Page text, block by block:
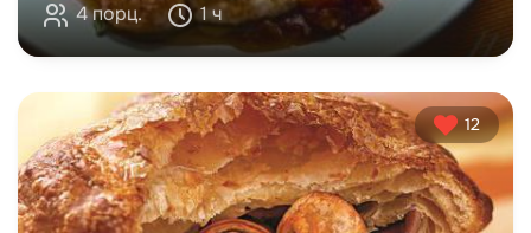
4 порц. 1 ч
12